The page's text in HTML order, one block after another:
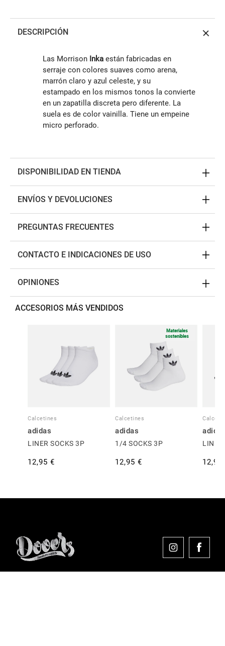
DESCRIPCIÓN
Las Morrison Inka están fabricadas en
serraje con colores suaves como arena,
marrón claro y azul celeste, y su
estampado en los mismos tonos la convierte
en un zapatilla discreta pero diferente. La
suela es de color vainilla. Tiene un empeine
micro perforado.
DISPONIBILIDAD EN TIENDA
ENVÍOS Y DEVOLUCIONES
PREGUNTAS FRECUENTES
CONTACTO E INDICACIONES DE USO
OPINIONES
ACCESORIOS MÁS VENDIDOS
Calcetines
adidas
LINER SOCKS 3P
12,95 €
Materiales
sostenibles
Calcetines
adidas
1/4 SOCKS 3P
12,95 €
LINER
12,95